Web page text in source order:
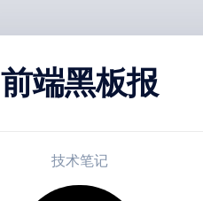
前端黑板报
技术笔记